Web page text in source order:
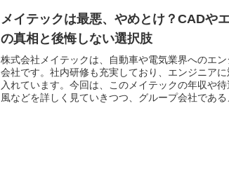
メイテックは最悪、やめとけ？CADや
の真相と後悔しない選択肢
株式会社メイテックは、自動車や電気業界へのエ
会社です。社内研修も充実しており、エンジニア
入れています。今回は、このメイテックの年収や
風などを詳しく見ていきつつ、グループ会社であ